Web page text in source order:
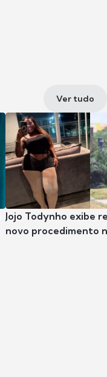
Ver tudo
Jojo Todynho exibe
novo procedimento